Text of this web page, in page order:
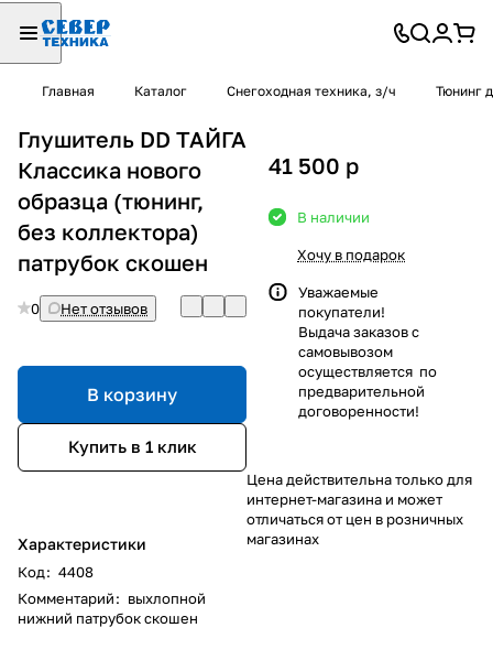
Главная Каталог Снегоходная техника, з/ч Тюнинг
Глушитель DD ТАЙГА
Классика нового
образца (тюнинг,
без коллектора)
патрубок скошен
0 Нет отзывов
В корзину
Купить в 1 клик
Характеристики
Код: 4408
Комментарий: выхлопной
нижний патрубок скошен
41 500 p
В наличии
Хочу в подарок
Уважаемые
покупатели!
Выдача заказов с
самовывозом
осуществляется по
предварительной
договоренности!
Цена действительна только для
интернет-магазина и может
отличаться от цен в розничных
магазинах